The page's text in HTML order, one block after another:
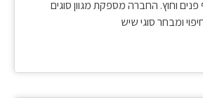
וחוץ. החברה מספקת מגוון סוגים
ומבחר סוגי שיש